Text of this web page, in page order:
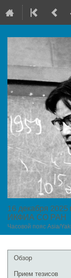
16 декабря 2025
ИКФИА СО РАН
Часовой пояс Asia/
Меню
мероприятия
Обзор
Прием тезисов